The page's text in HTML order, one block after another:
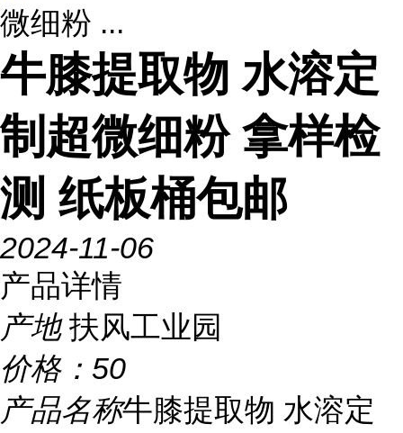
微细粉 ...
牛膝提取物 水溶定
制超微细粉 拿样检
测 纸板桶包邮
2024-11-06
产品详情
产地 扶风工业园
价格： 50
产品名称牛膝提取物 水溶定